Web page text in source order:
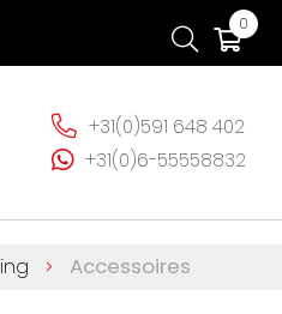
0
+31(0)591 648 402
+31(0)6-55558832
Accessoires